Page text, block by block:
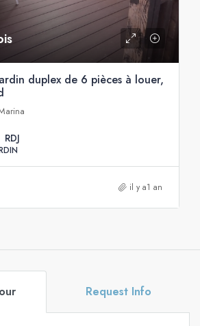
duplex de 6 pièces à louer,
RDJ
il y a1 an
Request Info